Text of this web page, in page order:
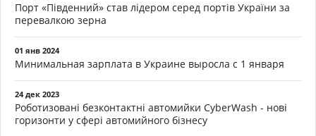
Порт «Південний» став лідером серед портів України за
перевалкою зерна
01 янв 2024
Минимальная зарплата в Украине выросла с 1 января
24 дек 2023
Роботизовані безконтактні автомийки CyberWash - нові
горизонти у сфері автомийного бізнесу